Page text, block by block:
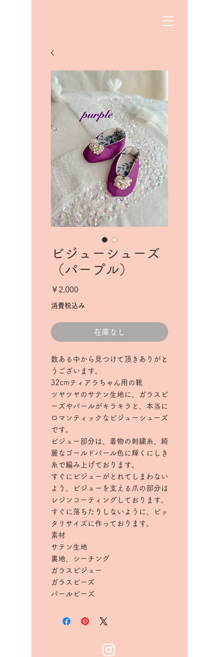
ビジューシューズ
（パープル）
￥2,000価
格
消費税込み
在庫なし
数ある中から見つけて頂きありがと
うございます。
32cmティアラちゃん用の靴
ツヤツヤのサテン生地に、ガラスビ
ーズやパールがキラキラと、本当に
ロマンティックなビジューシューズ
です。
ビジュー部分は、着物の刺繍糸、綺
麗なゴールドパール色に輝くにしき
糸で編み上げております。
すぐにビジューがとれてしまわない
よう、ビジューを支える爪の部分は
レジンコーティングしております。
すぐに落ちたりしないように、ピッ
タリサイズに作っております。
素材
サテン生地
裏地、シーチング
ガラスビジュー
ガラスビーズ
パールビーズ